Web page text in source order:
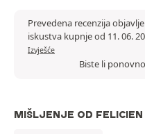
Prevedena recenzija
iskustva kupnje od 11. 06.
Izvješće
Biste li
MIŠLJENJE OD FELICIEN